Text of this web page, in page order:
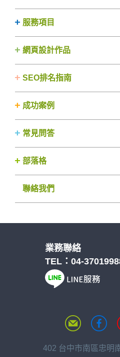
服務項目
網頁設計作品
SEO排名指南
成功案例
常見問答
部落格
聯絡我們
業務聯絡
TEL： 04-
402 台中市南區忠明